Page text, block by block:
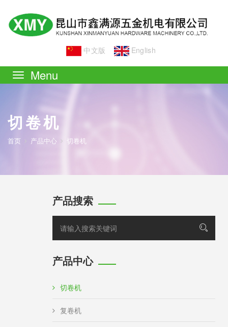
中文版 English
navigation
切卷机
首页 产品中心 切卷机
产品搜索
产品中心
切卷机
复卷机